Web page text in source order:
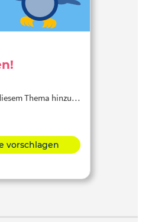
Thema hinzu…
vorschlagen